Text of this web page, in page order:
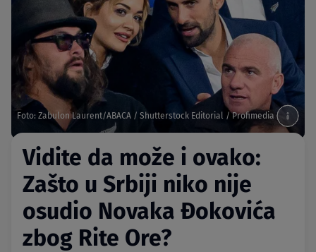
Foto: Zabulon Laurent/ABACA / Shutterstock Editorial / Profimedia
Vidite da može i ovako:
Zašto u Srbiji niko nije
osudio Novaka Đokovića
zbog Rite Ore?